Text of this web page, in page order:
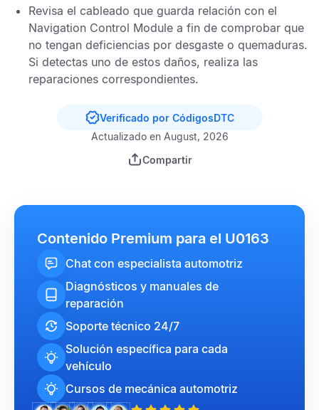
Revisa el cableado que guarda relación con el
Navigation Control Module a fin de comprobar que
no tengan deficiencias por desgaste o quemaduras.
Si detectas uno de estos daños, realiza las
reparaciones correspondientes.
Verificado por CódigosDTC
Actualizado en August, 2026
Compartir
Contenido Premium para el U0163
Chat con especialista automotriz
Diagnósticos y manuales de
reparación
Soporte técnico 24/7
Solución específica para cada
vehículo
Cursos de mecánica automotriz